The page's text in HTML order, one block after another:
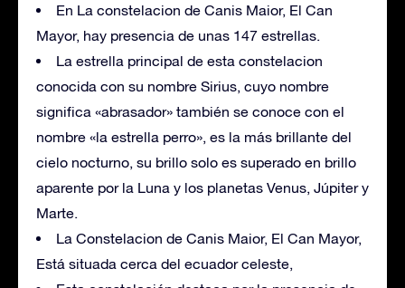
En La constelacion de Canis Maior, El Can
Mayor, hay presencia de unas 147 estrellas.
La estrella principal de esta constelacion
conocida con su nombre Sirius, cuyo nombre
significa «abrasador» también se conoce con el
nombre «la estrella perro», es la más brillante del
cielo nocturno, su brillo solo es superado en brillo
aparente por la Luna y los planetas Venus, Júpiter y
Marte.
La Constelacion de Canis Maior, El Can Mayor,
Está situada cerca del ecuador celeste,